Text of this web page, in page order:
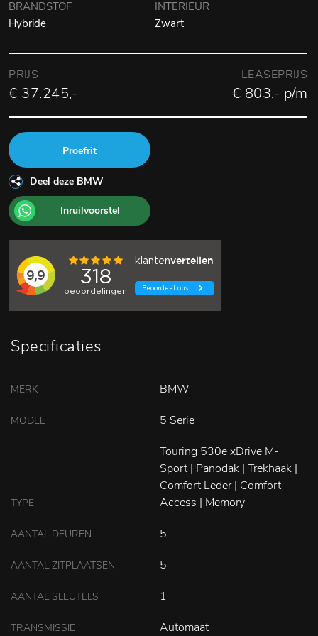
BRANDSTOF
Hybride
INTERIEUR
Zwart
PRIJS
€ 37.245,-
LEASEPRIJS
€ 803,- p/m
Proefrit
Deel deze BMW
Inruilvoorstel
Specificaties
MERK BMW
MODEL 5 Serie
TYPE
Touring 530e xDrive M-
Sport | Panodak | Trekhaak |
Comfort Leder | Comfort
Access | Memory
AANTAL DEUREN 5
AANTAL ZITPLAATSEN 5
AANTAL SLEUTELS 1
TRANSMISSIE Automaat